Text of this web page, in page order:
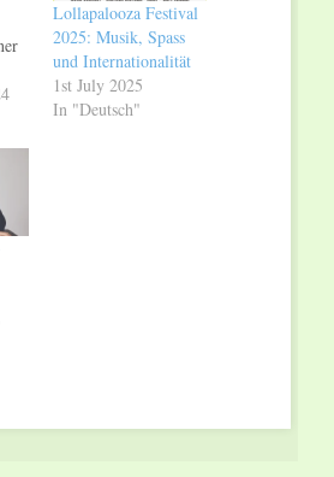
Lollapalooza Festival
2025: Musik, Spass
und Internationalität
1st July 2025
In "Deutsch"